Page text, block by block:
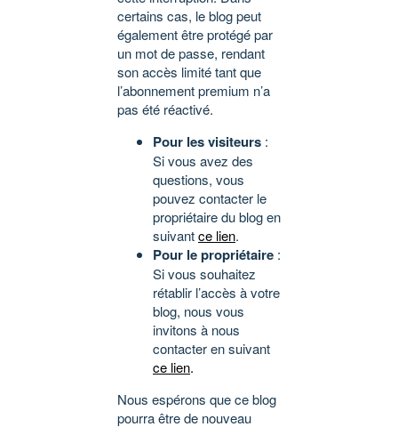
certains cas, le blog peut
également être protégé par
un mot de passe, rendant
son accès limité tant que
l’abonnement premium n’a
pas été réactivé.
Pour les visiteurs :
Si vous avez des
questions, vous
pouvez contacter le
propriétaire du blog en
suivantce lien.
Pour le propriétaire :
Si vous souhaitez
rétablir l’accès à votre
blog, nous vous
invitons à nous
contacter en suivant
ce lien.
Nous espérons que ce blog
pourra être de nouveau